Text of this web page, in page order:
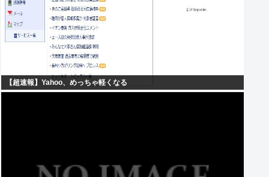
【超速報】Yahoo、めっちゃ軽くなる